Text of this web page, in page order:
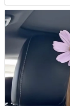
veniva riconosciuto